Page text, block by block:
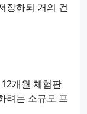
장하되 거의 건
개월 체험판
려는 소규모 프